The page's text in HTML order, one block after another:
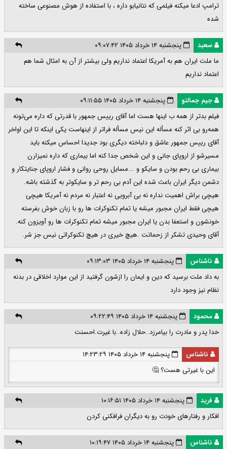
ترامپ ادعا میکنه فیلمی که نتانیابو داره ، با استفاده از هوش مصنوعی ساخته
شده
سعید
پنجشنبه ۱۴ خرداد ۱۴۰۵ ۰۹:۰۷:۴۲
ما ملت ایران هم به آمریکا اعتماد نداریم ولی بیشتر از آن به امثال شما هم
اعتماد نداریم
جیم جمالتو
پنجشنبه ۱۴ خرداد ۱۴۰۵ ۰۹:۱۱:۵۵
فیلم بدتر از همه ب اینها هست اما آقای رییس جمهور با قدرتی که داره می‌تونه
همه‌رو بی اثر کنه مسأله این نیس مسأله فراتر از اینهاست یکی اینکه تا این اواخر
آقای رییس جمهور عاشق و دلباخته دیگری بود جدیدا احساس میکنه باید
مسیرشو از اروپای جانی و این شخص جدا کنه اما بیماری که داره نمیزارن
بیماری بی رحم بودن و سایکو و ...مسایل روحی روانی و فشار اروپای جنایتکار و
دشمن دیگر ایران باعث شده این آدم بی رحم تر و سایکوتر به گذشته باشه.
هیچی براش اهمیت نداره نه بی آبرویی نه اعتبار نه مردم نه آمریکا هیچی
هیچی فقط ایران مجبور میشه یا تمام تکنوکرات ها رو با زبان خوش بفرسته
خونشون و استعفا بدن یا ایران مجبور میشه تمام تکنوکرات ها رو آویزون کنه.
آقای وحیدی تشکر از زحماتت .هیچ خیری در هیچ تکنوکراتی نیس جز شر.
ناشناس
پنجشنبه ۱۴ خرداد ۱۴۰۵ ۰۹:۱۳:۰۳
به داد ملت برسید که دین و ایمان را ازشون گرفتید از این موارد اخلاقی در بدنه
نظام نیز وجود دارد
محمود
پنجشنبه ۱۴ خرداد ۱۴۰۵ ۰۹:۲۲:۴۹
خدا پدر و مادرت را بیامرزد..حلال زاده‌‌..با غیرت.‌احسنت
ناشناس
پنجشنبه ۱۴ خرداد ۱۴۰۵ ۱۴:۲۳:۲۹
این با غیرتی هست؟ 🤔
فرید
پنجشنبه ۱۴ خرداد ۱۴۰۵ ۱۰:۱۶:۵۱
افکار و رفتارهای خودت رو به دیگران فرافکنی کردن‌
ناشناس
پنجشنبه ۱۴ خرداد ۱۴۰۵ ۱۰:۱۹:۴۷